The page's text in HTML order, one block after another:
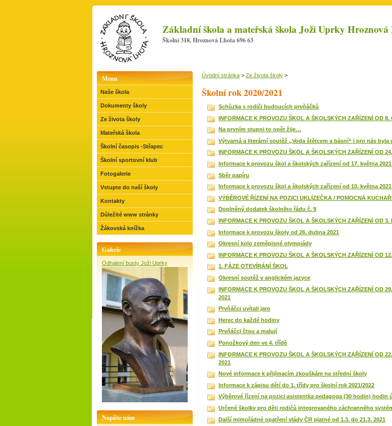
Základní škola a mateřská škola Joži Uprky
Školní 318, Hroznová Lhota 696 63
Menu
Naše škola
Dokumenty školy
Ze života školy
Mateřská škola
Školní časopis -Střapec
Školní sportovní klub
Fotogalerie
Vstupte do naší školy
Kontakty
Důležité www stránky
Žákovská knížka
Galerie
Odhalení busty Joži Uprky
Napište nám
Úvodní stránka > Ze života školy >
Školní rok 2020/2021
Schůzka s rodiči budoucích prvňáčků
INFORMACE K PROVOZU ŠKOL A ŠKOLSKÝCH ZAŘÍZENÍ OD 8.
Na prvním stupni to opět žije…
Výtvarná a literární soutěž „Voda štětcem a básní“ i pro nás byla
INFORMACE K PROVOZU ŠKOL A ŠKOLSKÝCH ZAŘÍZENÍ OD
Informace k provozu škol a školských zařízení od 17. května 2021
Sběr papíru
Informace k provozu škol a školských zařízení od 10. května 2021
VÝBĚROVÉ ŘÍZENÍ NA POZICI UKLÍZEČKA / POMOCNÁ
Doplněný dodatek školního řádu č. 9
INFORMACE K PROVOZU ŠKOL A ŠKOLSKÝCH ZAŘÍZENÍ OD 3.
Informace k provozu školy od 26. dubna 2021
Okresní kolo zeměpisné olympiády
INFORMACE K PROVOZU ŠKOL A ŠKOLSKÝCH ZAŘÍZENÍ OD
1. FÁZE OTEVÍRÁNÍ ŠKOL
Okresní soutěž v anglickém jazyce
INFORMACE K PROVOZU ŠKOL A ŠKOLSKÝCH ZAŘÍZENÍ OD
2021
Prvňáčci uvítali jaro
Herec do každé hodiny
Prvňáčci čtou a malují
Ponožkový den ve 4. třídě
INFORMACE K PROVOZU ŠKOL A ŠKOLSKÝCH ZAŘÍZENÍ OD
2021
Nové informace k přijímacím zkouškám na střední školy
Informace k zápisu dětí do 1. třídy pro školní rok 2021/2022
Výběrové řízení na pozici asistentka pedagoga (30 hodin) hodin
Určené školky pro děti rodičů integrovaného záchranného
Další mimořádné opatření vlády ČR platné od 1.3. do 21.3. 2021